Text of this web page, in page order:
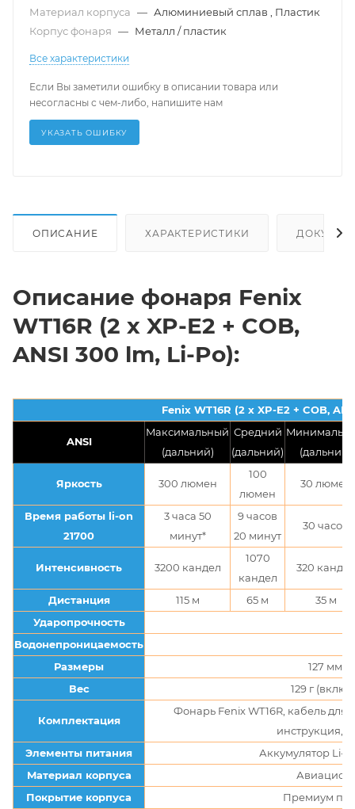
Материал корпуса — Алюминиевый сплав
Пластик
Корпус фонаря — Металл / пластик
Все характеристики
Если Вы заметили ошибку в описании товара или
несогласны с чем-либо, напишите нам
УКАЗАТЬ ОШИБКУ
ОПИСАНИЕ ХАРАКТЕРИСТИКИ
Описание фонаря Fenix
WT16R (2 x XP-E2 + COB,
ANSI 300 lm, Li-Po):
Fenix WT16R (2 x XP-E2 + COB,
ANSI
Максимальный
(дальний)
Средний
(дальний)
(дальний)
Яркость 300 люмен
100
люмен
30 люмен
Время работы li-on
21700
3 часа 50
минут*
9 часов
20 минут
30 часов
Интенсивность 3200 кандел
1070
кандел
320 кандел
Дистанция 115 м 65 м
35 м
Ударопрочность
Водонепроницаемость
Размеры
127 мм х
Вес
129 г
Комплектация
Фонарь Fenix WT16R, кабель для
инструкция,
Элементы питания
Аккумулятор Li-
Материал корпуса
Покрытие корпуса
Премиум